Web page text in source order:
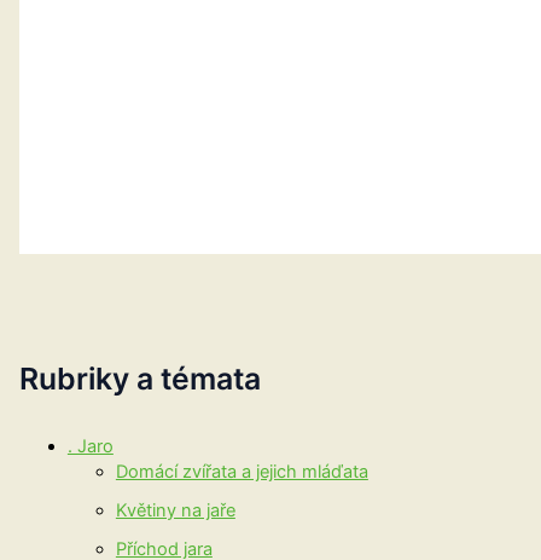
Rubriky a témata
. Jaro
Domácí zvířata a jejich mláďata
Květiny na jaře
Příchod jara